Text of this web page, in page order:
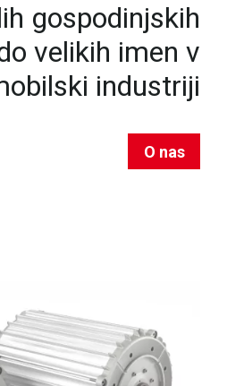
gospodinjskih
velikih imen v
industriji
O nas